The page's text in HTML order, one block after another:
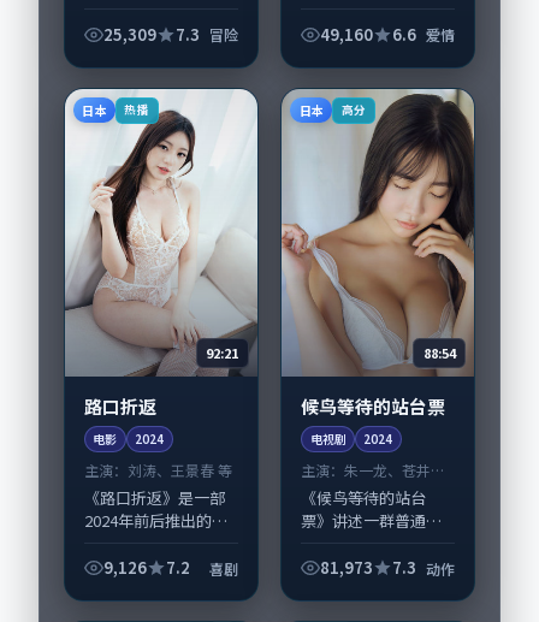
25,309 7.3 冒险
的故事，爱情类型元
介擅长留白叙事，孙
俪、咏梅的情感拿捏...
49,160 6.6 爱情
日本 热播
92:21
路口折返
电影 2024
主演： 刘涛、王景春 等
《路口折返》是一部
2024年前后推出的喜
导，刘涛、王景春，
9,126 7.2 喜剧
日本 高分
88:54
候鸟等待的站台票
电视剧 2024
主演：朱一龙、苍井优
等
《候鸟等待的站台
票》讲述一群普通人
写人生轨迹的故事，
81,973 7.3 动作